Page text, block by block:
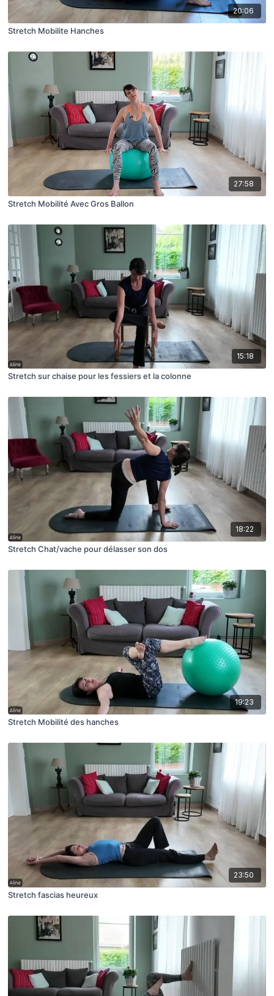
20:06
Stretch Mobilite Hanches
27:58
Stretch Mobilité Avec Gros Ballon
15:18
Stretch sur chaise pour les fessiers et la colonne
18:22
Stretch Chat/vache pour délasser son dos
19:23
Stretch Mobilité des hanches
23:50
Stretch fascias heureux